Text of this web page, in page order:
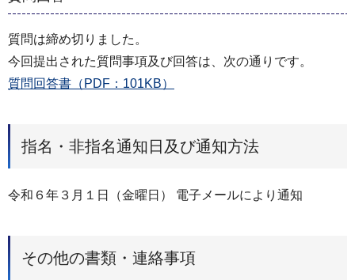
質問は締め切りました。
今回提出された質問事項及び回答は、次の通りです。
質問回答書（PDF：101KB）
指名・非指名通知日及び通知方法
令和６年３月１日（金曜日） 電子メールにより通知
その他の書類・連絡事項